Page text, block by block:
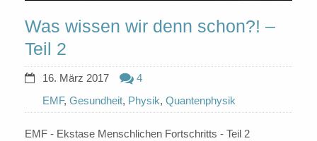
Was wissen wir denn schon?! –
Teil 2
16. März 2017
4
EMF, Gesundheit, Physik, Quantenphysik
EMF - Ekstase Menschlichen Fortschritts - Teil 2